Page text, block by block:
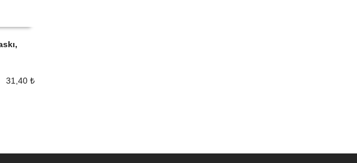
31,40 ₺